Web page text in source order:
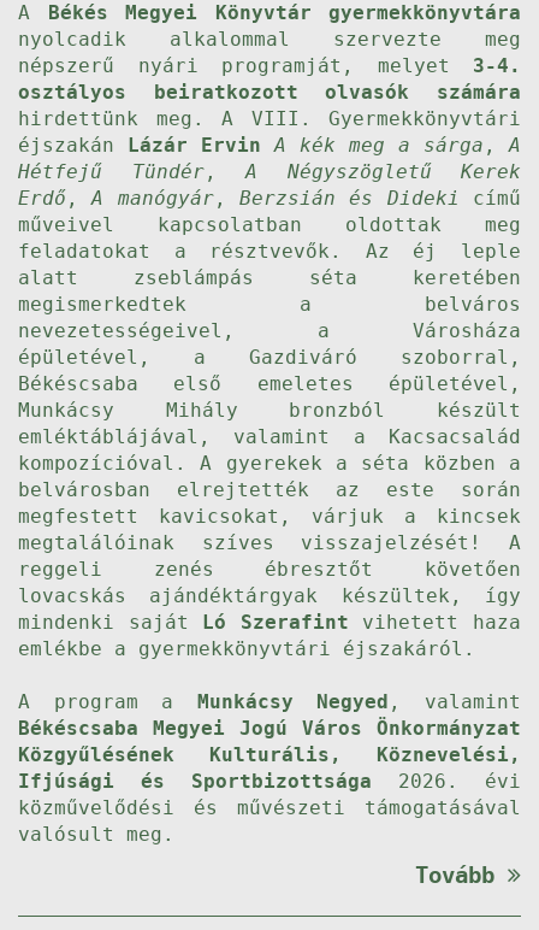
A Békés Megyei Könyvtár gyermekkönyvtára
nyolcadik alkalommal szervezte meg
népszerű nyári programját, melyet 3-4.
osztályos beiratkozott olvasók számára
hirdettünk meg. A VIII. Gyermekkönyvtári
éjszakán Lázár Ervin A kék meg a sárga ,A
Hétfejű Tündér,A Négyszögletű Kerek
Erdő ,A manógyár,Berzsián és Dideki című
műveivel kapcsolatban oldottak meg
feladatokat a résztvevők. Az éj leple
alatt zseblámpás séta keretében
megismerkedtek a belváros
nevezetességeivel, a Városháza
épületével, a Gazdiváró szoborral,
Békéscsaba első emeletes épületével,
Munkácsy Mihály bronzból készült
emléktáblájával, valamint a Kacsacsalád
kompozícióval. A gyerekek a séta közben a
belvárosban elrejtették az este során
megfestett kavicsokat, várjuk a kincsek
megtalálóinak szíves visszajelzését! A
reggeli zenés ébresztőt követően
lovacskás ajándéktárgyak készültek, így
mindenki saját Ló Szerafint vihetett haza
emlékbe a gyermekkönyvtári éjszakáról.
A program a Munkácsy Negyed , valamint
Békéscsaba Megyei Jogú Város Önkormányzat
Közgyűlésének Kulturális, Köznevelési,
Ifjúsági és Sportbizottsága 2026. évi
közművelődési és művészeti támogatásával
valósult meg.
Tovább